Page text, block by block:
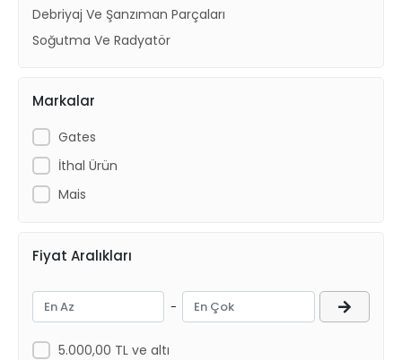
Debriyaj Ve Şanzıman Parçaları
Soğutma Ve Radyatör
Markalar
Gates
İthal Ürün
Mais
Fiyat Aralıkları
-
5.000,00 TL ve altı